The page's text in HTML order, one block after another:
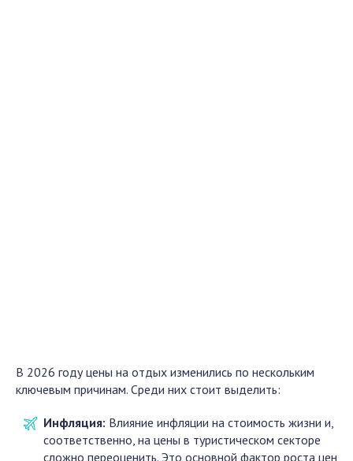
В 2026 году цены на отдых изменились по нескольким
ключевым причинам. Среди них стоит выделить:
Инфляция: Влияние инфляции на стоимость жизни и,
соответственно, на цены в туристическом секторе
сложно переоценить. Это основной фактор роста цен